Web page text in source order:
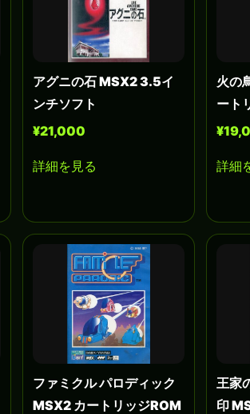
アグニの石 MSX2 3.5イ
ンチソフト
¥21,000
詳細を見る
火の
ート
詳細
ファミクル パロディック
MSX2 カートリッジROM
王家
印